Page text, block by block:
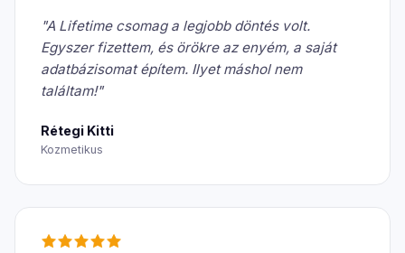
"A Lifetime csomag a legjobb döntés volt.
Egyszer fizettem, és örökre az enyém, a saját
adatbázisomat építem. Ilyet máshol nem
találtam!"
Rétegi Kitti
Kozmetikus